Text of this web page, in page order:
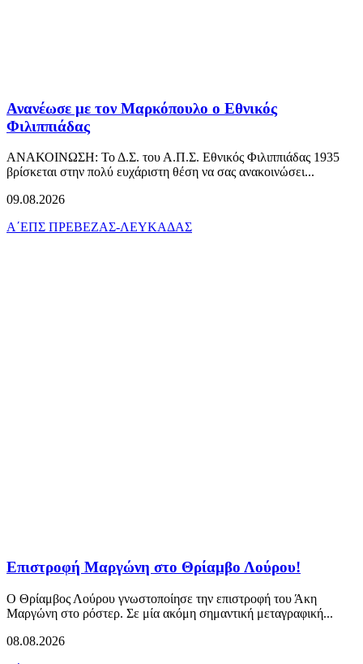
Ανανέωσε με τον Μαρκόπουλο ο Εθνικός
Φιλιππιάδας
ΑΝΑΚΟΙΝΩΣΗ: Το Δ.Σ. του Α.Π.Σ. Εθνικός Φιλιππιάδας 1935
βρίσκεται στην πολύ ευχάριστη θέση να σας ανακοινώσει...
09.08.2026
Α΄ΕΠΣ ΠΡΕΒΕΖΑΣ-ΛΕΥΚΑΔΑΣ
Επιστροφή Μαργώνη στο Θρίαμβο Λούρου!
Ο Θρίαμβος Λούρου γνωστοποίησε την επιστροφή του Άκη
Μαργώνη στο ρόστερ. Σε μία ακόμη σημαντική μεταγραφική...
08.08.2026